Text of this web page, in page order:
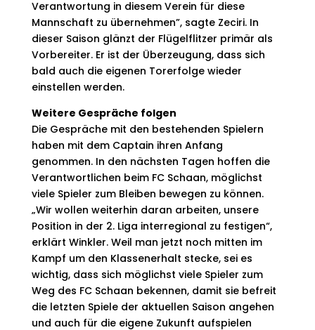
Verantwortung in diesem Verein für diese
Mannschaft zu übernehmen”, sagte Zeciri. In
dieser Saison glänzt der Flügelflitzer primär als
Vorbereiter. Er ist der Überzeugung, dass sich
bald auch die eigenen Torerfolge wieder
einstellen werden.
Weitere Gespräche folgen
Die Gespräche mit den bestehenden Spielern
haben mit dem Captain ihren Anfang
genommen. In den nächsten Tagen hoffen die
Verantwortlichen beim FC Schaan, möglichst
viele Spieler zum Bleiben bewegen zu können.
„Wir wollen weiterhin daran arbeiten, unsere
Position in der 2. Liga interregional zu festigen“,
erklärt Winkler. Weil man jetzt noch mitten im
Kampf um den Klassenerhalt stecke, sei es
wichtig, dass sich möglichst viele Spieler zum
Weg des FC Schaan bekennen, damit sie befreit
die letzten Spiele der aktuellen Saison angehen
und auch für die eigene Zukunft aufspielen